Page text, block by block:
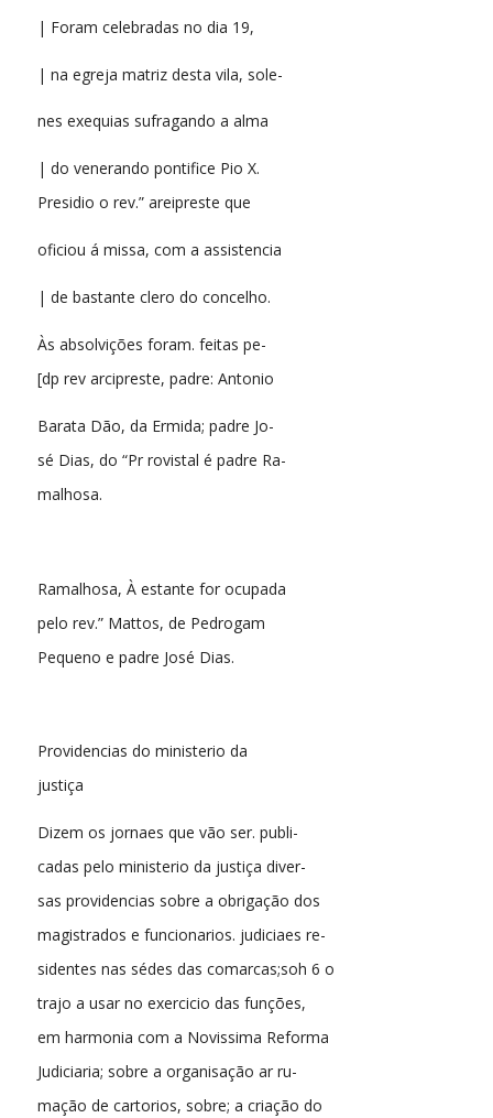
| Foram celebradas no dia 19,
| na egreja matriz desta vila, sole-
nes exequias sufragando a alma
| do venerando pontifice Pio X.
Presidio o rev.” areipreste que
oficiou á missa, com a assistencia
| de bastante clero do concelho.
Às absolvições foram. feitas pe-
[dp rev arcipreste, padre: Antonio
Barata Dão, da Ermida; padre Jo-
sé Dias, do “Pr rovistal é padre Ra-
malhosa.
Ramalhosa, À estante for ocupada
pelo rev.” Mattos, de Pedrogam
Pequeno e padre José Dias.
Providencias do ministerio da
justiça
Dizem os jornaes que vão ser. publi-
cadas pelo ministerio da justiça diver-
sas providencias sobre a obrigação dos
magistrados e funcionarios. judiciaes re-
sidentes nas sédes das comarcas;soh 6 o
trajo a usar no exercicio das funções,
em harmonia com a Novissima Reforma
Judiciaria; sobre a organisação ar ru-
mação de cartorios, sobre; a criação do